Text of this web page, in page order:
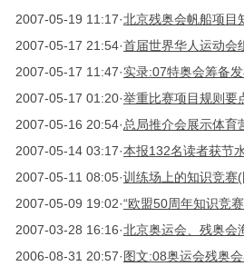
2007-05-19 11:17·北京残奥会帆船项目
2007-05-17 21:54·首届世界华人运动会
2007-05-17 11:47·实录:07特奥会筹备
2007-05-17 01:20·举重比赛项目规则要
2007-05-16 20:54·总局推介会展示体育
2007-05-14 03:17·本报132名读者获节
2007-05-11 08:05·训练场上的知识竞赛
2007-05-09 19:02·“欧盟50周年知识竞
2007-03-28 16:16·北京奥运会、残奥会
2006-08-31 20:57· 图文:08奥运会残奥